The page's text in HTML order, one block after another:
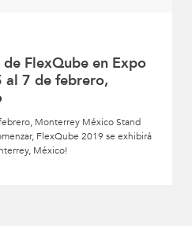
FlexQube en Expo
al 7 de febrero,
Monterrey México Stand
FlexQube 2019 se exhibirá
México!